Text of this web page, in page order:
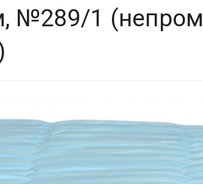
№289/1